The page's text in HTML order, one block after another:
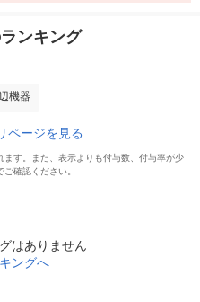
ンキング
機器
ページを見る
す。また、表示よりも付与数、付与率が少
確認ください。
はありません
ングへ